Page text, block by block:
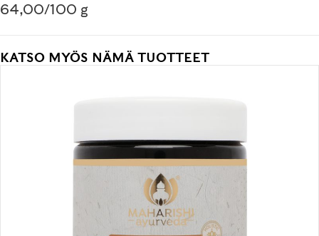
64,00/100 g
KATSO MYÖS NÄMÄ TUOTTEET